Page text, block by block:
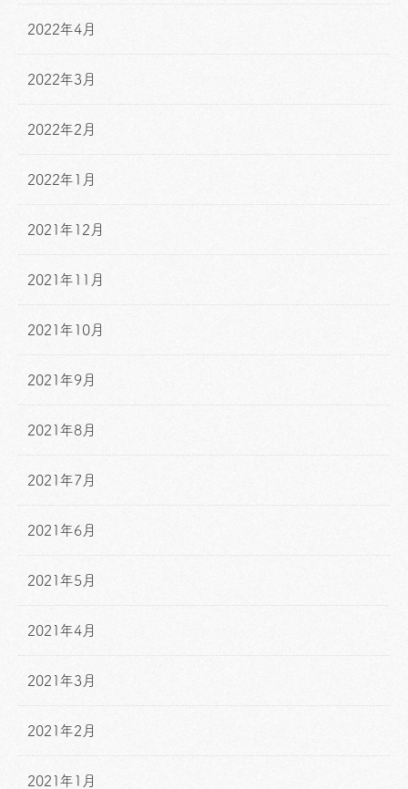
2022年4月
2022年3月
2022年2月
2022年1月
2021年12月
2021年11月
2021年10月
2021年9月
2021年8月
2021年7月
2021年6月
2021年5月
2021年4月
2021年3月
2021年2月
2021年1月